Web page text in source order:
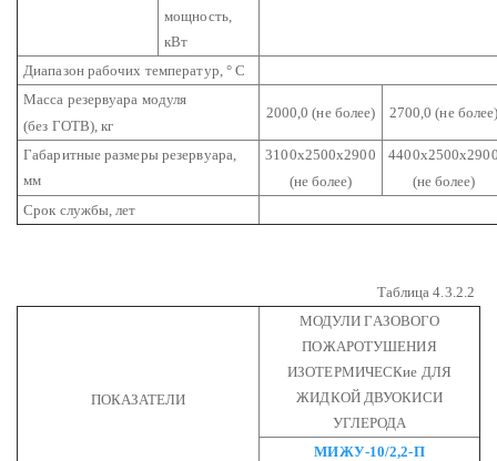
мощность,
кВт
Диапазон рабочих температур, ° C
Масса резервуара модуля
(без ГОТВ), кг
2000,0 (не более) 2700,0(не
Габаритные размеры резервуара,
мм
3100х2500х2900
(не более)
(не более)
Срок службы, лет
Таблица 4.3.2.2
ПОКАЗАТЕЛИ
МОДУЛИ ГАЗОВОГО
ПОЖАРОТУШЕНИЯ
ИЗОТЕРМИЧЕСКие ДЛЯ
ЖИДКОЙ ДВУОКИСИ
УГЛЕРОДА
МИЖУ-10/2,2-П